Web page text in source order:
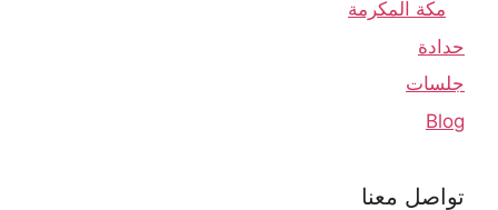
مكة المكرمة
حدادة
جلسات
Blog
تواصل معنا